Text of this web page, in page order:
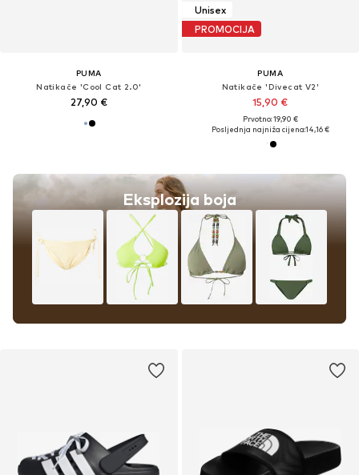
PUMA
Natikače 'Cool Cat 2.0'
27,90 €
Eksplozija boja
Unisex
PROMOCIJA
PUMA
Natikače 'Divecat V2'
15,90 €
Prvotno: 19,90 €
Posljednja najniža cijena:14,16 €